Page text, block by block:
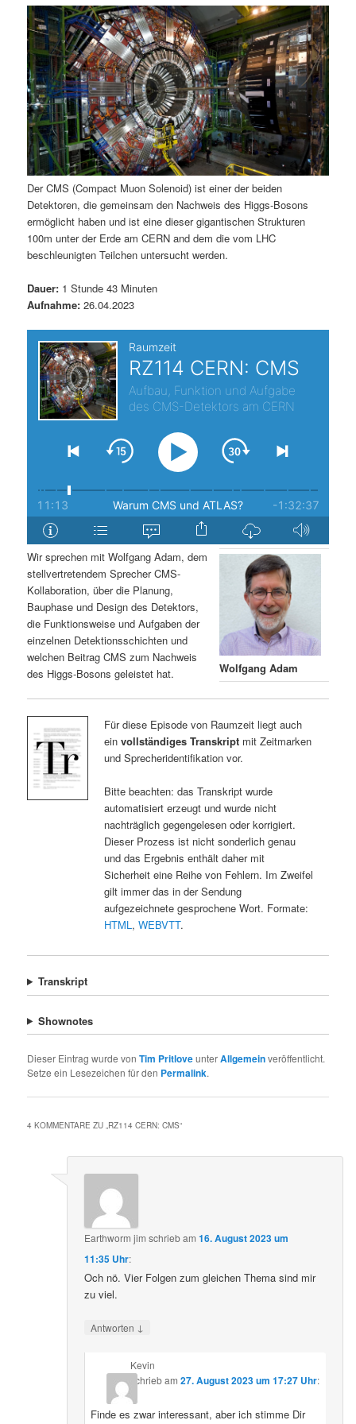
ä
r
e
n
I
n
h
l
t
s
p
n
g
e
n
n
d
ä
r
e
n
I
h
a
l
t
r
i
n
g
e
n
a
v
i
g
a
t
i
o
n
Der CMS (Compact Muon Solenoid) ist einer der beiden
Detektoren, die gemeinsam den Nachweis des Higgs-Bosons
ermöglicht haben und ist eine dieser gigantischen Strukturen
100m unter der Erde am CERN and dem die vom LHC
beschleunigten Teilchen untersucht werden.
Dauer: 1 Stunde 43 Minuten
Aufnahme: 26.04.2023
Wolfgang Adam
Wir sprechen mit Wolfgang Adam, dem
stellvertretendem Sprecher CMS-
Kollaboration, über die Planung,
Bauphase und Design des Detektors,
die Funktionsweise und Aufgaben der
einzelnen Detektionsschichten und
welchen Beitrag CMS zum Nachweis
des Higgs-Bosons geleistet hat.
Für diese Episode von Raumzeit liegt auch
ein vollständiges Transkriptmit Zeitmarken
und Sprecheridentifikation vor.
Bitte beachten: das Transkript wurde
automatisiert erzeugt und wurde nicht
nachträglich gegengelesen oder korrigiert.
Dieser Prozess ist nicht sonderlich genau
und das Ergebnis enthält daher mit
Sicherheit eine Reihe von Fehlern. Im Zweifel
gilt immer das in der Sendung
aufgezeichnete gesprochene Wort. Formate:
HTML, WEBVTT.
Transkript
Shownotes
Dieser Eintrag wurde vonTim PritloveunterAllgemeinveröffentlicht.
Setze ein Lesezeichen für den Permalink.
4 KOMMENTARE ZU „ RZ114 CERN: CMS“
Earthworm jim schriebam16. August 2023 um
11:35 Uhr:
Och nö. Vier Folgen zum gleichen Thema sind mir
zu viel.
Antworten ↓
Kevin
schriebam 27. August 2023 um 17:27 Uhr:
Finde es zwar interessant, aber ich stimme Dir